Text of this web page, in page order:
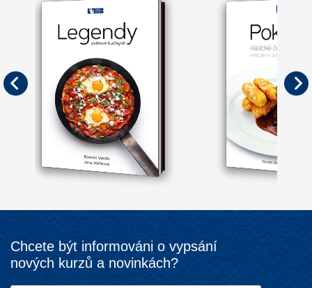
Chcete být informováni o vypsání
nových kurzů a novinkách?